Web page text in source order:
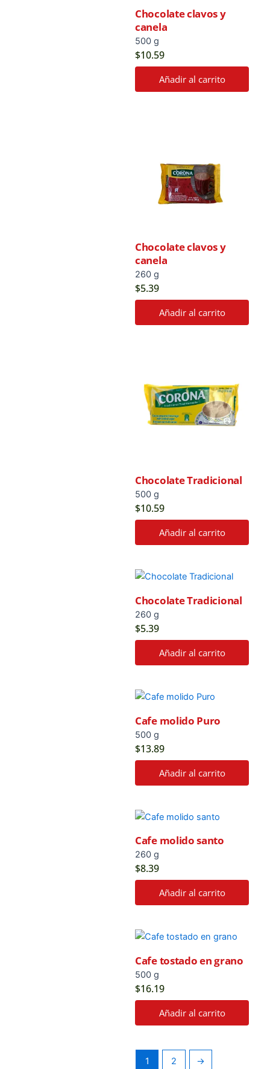
Chocolate clavos y
canela
500 g
$10.59
Añadir al carrito
Chocolate clavos y
canela
260 g
$5.39
Añadir al carrito
Chocolate Tradicional
500 g
$10.59
Añadir al carrito
Chocolate Tradicional
260 g
$5.39
Añadir al carrito
Cafe molido Puro
500 g
$13.89
Añadir al carrito
Cafe molido santo
260 g
$8.39
Añadir al carrito
Cafe tostado en grano
500 g
$16.19
Añadir al carrito
1 2 →